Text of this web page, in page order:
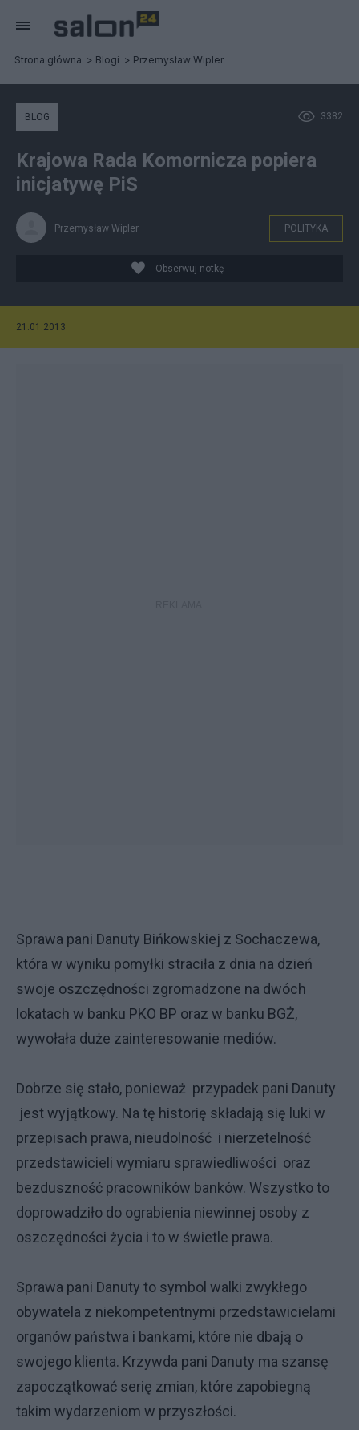
Strona główna Blogi Przemysław Wipler
3382
BLOG
Krajowa Rada Komornicza popiera
inicjatywę PiS
Przemysław Wipler POLITYKA
Obserwuj notkę
21.01.2013
Sprawa pani Danuty Bińkowskiej z Sochaczewa,
która w wyniku pomyłki straciła z dnia na dzień
swoje oszczędności zgromadzone na dwóch
lokatach w banku PKO BP oraz w banku BGŻ,
wywołała duże zainteresowanie mediów.
Dobrze się stało, ponieważ przypadek pani Danuty
jest wyjątkowy. Na tę historię składają się luki w
przepisach prawa, nieudolność i nierzetelność
przedstawicieli wymiaru sprawiedliwości oraz
bezduszność pracowników banków. Wszystko to
doprowadziło do ograbienia niewinnej osoby z
oszczędności życia i to w świetle prawa.
Sprawa pani Danuty to symbol walki zwykłego
obywatela z niekompetentnymi przedstawicielami
organów państwa i bankami, które nie dbają o
swojego klienta. Krzywda pani Danuty ma szansę
zapoczątkować serię zmian, które zapobiegną
takim wydarzeniom w przyszłości.